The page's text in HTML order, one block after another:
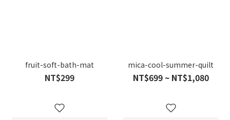
fruit-soft-bath-mat
NT$299
mica-cool-summer-quilt
NT$699 ~ NT$1,080